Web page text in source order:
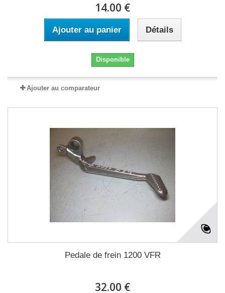
14.00 €
Ajouter au panier Détails
Disponible
Ajouter au comparateur
Pedale de frein 1200 VFR
32.00 €